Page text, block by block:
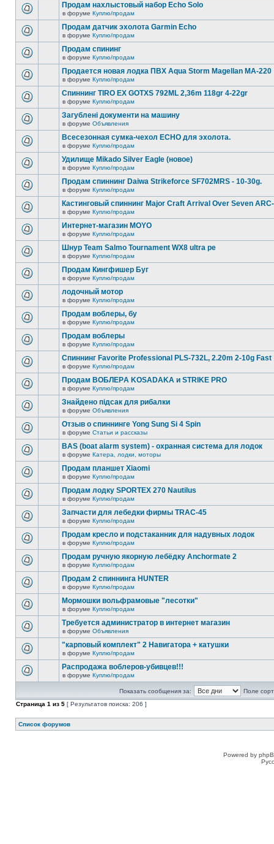
Продам нахлыстовый набор Echo Solo
в форуме Куплю/продам
Продам датчик эхолота Garmin Echo
в форуме Куплю/продам
Продам спининг
в форуме Куплю/продам
Продается новая лодка ПВХ Aqua Storm Magellan MA-220
в форуме Куплю/продам
Спиннинг TIRO EX GOTXS 792ML 2,36m 118gr 4-22gr
в форуме Куплю/продам
Загублені документи на машину
в форуме Объявления
Всесезонная сумка-чехол ECHO для эхолота.
в форуме Куплю/продам
Удилище Mikado Silver Eagle (новое)
в форуме Куплю/продам
Продам спиннинг Daiwa Strikeforce SF702MRS - 10-30g.
в форуме Куплю/продам
Кастинговый спиннинг Major Craft Arrival Over Seven
в форуме Куплю/продам
Интернет-магазин MOYO
в форуме Куплю/продам
Шнур Team Salmo Tournament WX8 ultra pe
в форуме Куплю/продам
Продам Кингфишер Буг
в форуме Куплю/продам
лодочный мотор
в форуме Куплю/продам
Продам воблеры, бу
в форуме Куплю/продам
Продам воблеры
в форуме Куплю/продам
Спиннинг Favorite Professional PLS-732L, 2.20m 2-10g Fast
в форуме Куплю/продам
Продам ВОБЛЕРA KOSADAKA и STRIKE PRO
в форуме Куплю/продам
Знайдено підсак для рибалки
в форуме Объявления
Отзыв о спиннинге Yong Sung Si 4 Spin
в форуме Статьи и рассказы
BAS (boat alarm system) - охранная система для лодок
в форуме Катера, лодки, моторы
Продам планшет Xiaomi
в форуме Куплю/продам
Продам лодку SPORTEX 270 Nautilus
в форуме Куплю/продам
Запчасти для лебедки фирмы TRAC-45
в форуме Куплю/продам
Продам кресло и подстаканник для надувных лодок
в форуме Куплю/продам
Продам ручную якорную лебёдку Anchormate 2
в форуме Куплю/продам
Продам 2 спиннинга HUNTER
в форуме Куплю/продам
Мормошки вольфрамовые "лесотки"
в форуме Куплю/продам
Требуется администратор в интернет магазин
в форуме Объявления
"карповый комплект" 2 Навигатора + катушки
в форуме Куплю/продам
Распродажа воблеров-убивцев!!!
в форуме Куплю/продам
Показать сообщения за:
Поле
Страница 1 из 5 [ Результатов поиска: 206 ]
Список форумов
Powered by